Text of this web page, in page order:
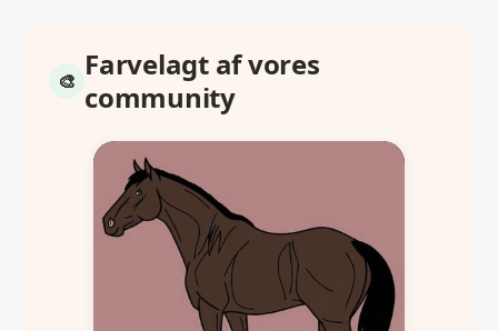
Farvelagt af vores
community